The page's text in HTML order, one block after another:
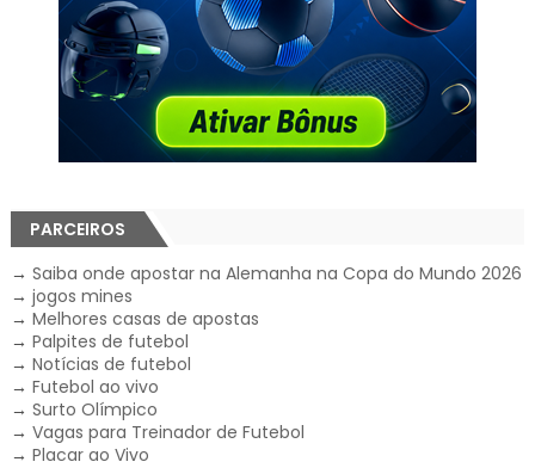
PARCEIROS
→ Saiba onde apostar na Alemanha na Copa do Mundo 2026
→ jogos mines
→ Melhores casas de apostas
→ Palpites de futebol
→ Notícias de futebol
→ Futebol ao vivo
→ Surto Olímpico
→ Vagas para Treinador de Futebol
→ Placar ao Vivo